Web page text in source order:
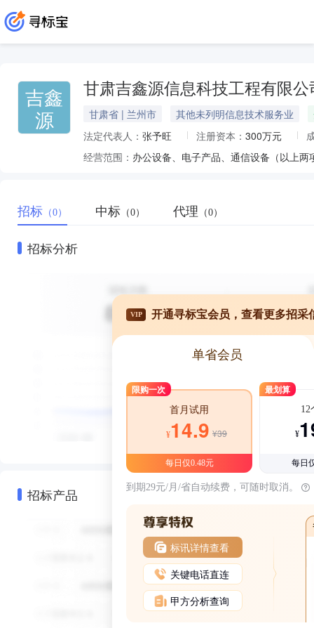
吉鑫
源
甘肃吉鑫源信息科技工程有限公
甘肃省 | 兰州市 其他未列明信息技术服务业
法定代表人： 张予旺 注册资本： 300万元
经营范围：
招标 （0） 中标 （0） 代理 （0）
招标分析
招标产品
VIP 开通寻标宝会员，查看更多招采
单省会员
限购一次
首月试用
¥14.9 ¥39
每日仅0.48元
最划算
12
¥
每日
到期29元/月/省自动续费，可随时取消。
标讯详情查看
关键电话直连
甲方分析查询